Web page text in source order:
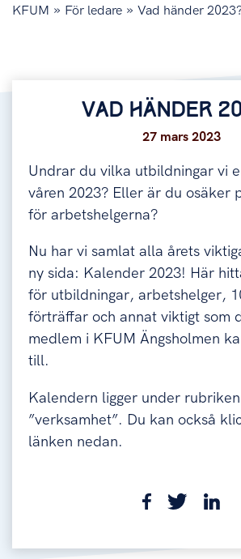
KFUM » För ledare » Vad händer
VAD HÄNDER
27 mars 2023
Undrar du vilka utbildningar vi
våren 2023? Eller är du osäker
för arbetshelgerna?
Nu har vi samlat alla årets
ny sida: Kalender 2023! Här
för utbildningar, arbetshelger,
förträffar och annat viktigt som
medlem i KFUM Ängsholmen
till.
Kalendern ligger under rubriken
”verksamhet”. Du kan också
länken nedan.